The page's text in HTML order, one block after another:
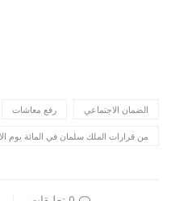
الضمان الاجتماعي رفع معاشات
من قرارات الملك سلمان في المائة يوم